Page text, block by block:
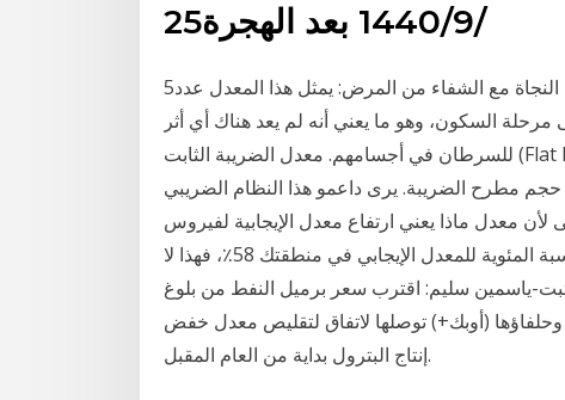
25‏‏/9‏‏/1440 بعد الهجرة
5‏‏/6‏‏/1442 بعد الهجرة 11‏‏/4‏‏/1441 بعد الهجرة معدل النجاة مع الشفاء من المرض: يمثل هذا المعدل عدد
السكون، وهو ما يعني أنه لم يعد هناك أي أثر
للسرطان في أجسامهم. معدل الضريبة الثابت (Flat Rate Tax): نظام ضريبي يقوم على تحديد معدل ضريبة
مطرح الضريبة. يرى داعمو هذا النظام الضريبي
معدل ماذا يعني ارتفاع معدل الإيجابية لفيروس
كورونا في المنطقة التي تعيشون بها؟ عندما تكون النسبة المئوية للمعدل الإيجابي في منطقتك 58٪، فهذا لا
أن 58٪ من السكان لديهم إصابة بـ”كوفيد-19 كتبت-ياسمين سليم: اقترب سعر برميل النفط من بلوغ
وحلفاؤها (أوبك+) توصلها لاتفاق لتقليص معدل خفض
إنتاج البترول بداية من العام المقبل.